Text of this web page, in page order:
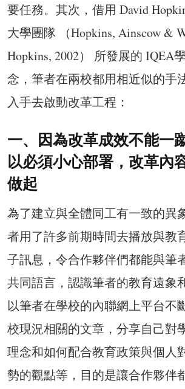
要任務。其次，借用 David
大學團隊 （Hopkins, Ainscow &
Hopkins, 2002） 所發展的 IQEA
念，筆者在兩校都用相近似的手
入手去啟動改革工程：
一、因為改革成效不能一
以必須小心部署，改革內
做起
為了建立與全體同工有一致的異
者用了許多前期時間去播放與教
子訊息，令合作夥伴們都能與筆
共同語言，認識筆者的教育遠象
以筆者在學校的內聯網上平台不
校現況相關的文章，分享自己對
理念和如何配合教育政策與個人
勢的觀點等，目的是讓合作夥伴